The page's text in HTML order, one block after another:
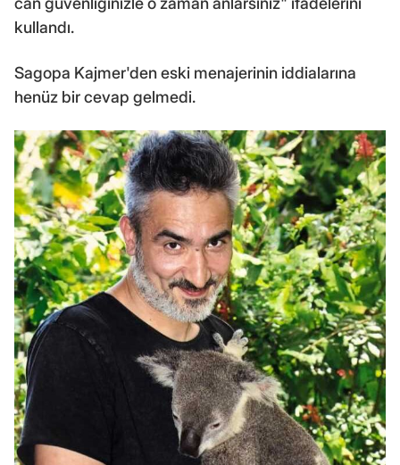
kullandı.
Sagopa Kajmer'den eski menajerinin iddialarına
henüz bir cevap gelmedi.